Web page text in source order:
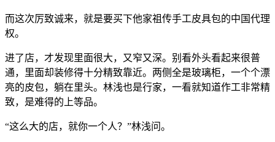
而这次厉致诚来，就是要买下他家祖传手工皮具包的中国代理
权。
进了店，才发现里面很大，又窄又深。别看外头看起来很普
通，里面却装修得十分精致靠近。两侧全是玻璃柜，一个个漂
亮的皮包，躺在里头。林浅也是行家，一看就知道作工非常精
致，是难得的上等品。
“这么大的店，就你一个人？”林浅问。